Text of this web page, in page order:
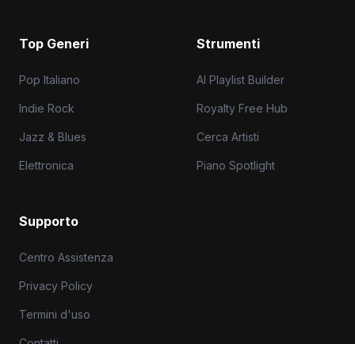
Top Generi
Pop Italiano
Indie Rock
Jazz & Blues
Elettronica
Strumenti
AI Playlist Builder
Royalty Free Hub
Cerca Artisti
Piano Spotlight
Supporto
Centro Assistenza
Privacy Policy
Termini d'uso